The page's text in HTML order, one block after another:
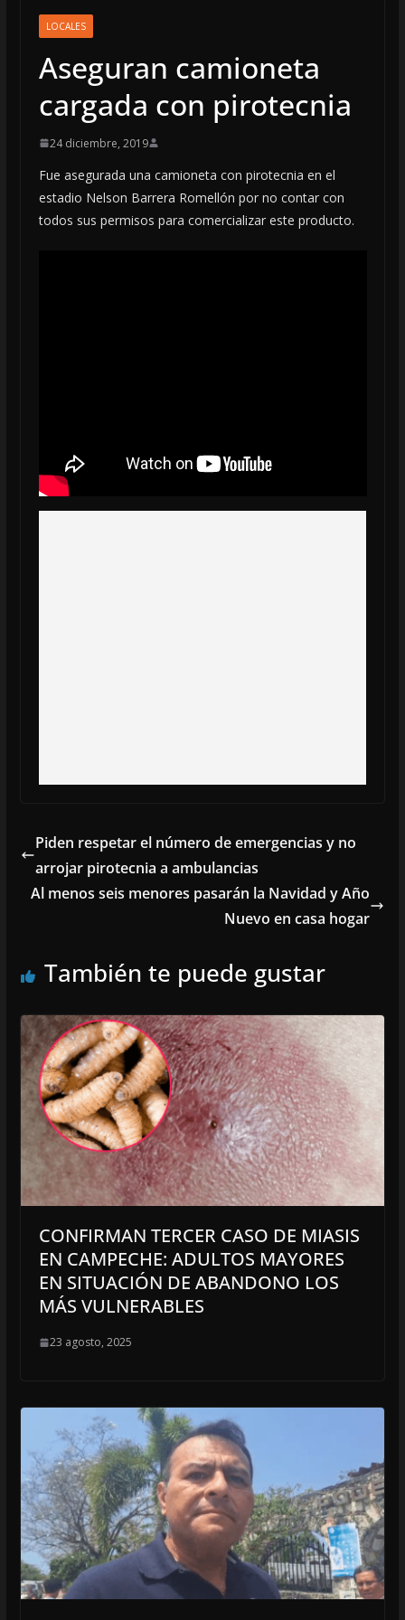
LOCALES
Aseguran camioneta
cargada con pirotecnia
24 diciembre, 2019
Fue asegurada una camioneta con pirotecnia en el
estadio Nelson Barrera Romellón por no contar con
todos sus permisos para comercializar este producto.
Piden respetar el número de emergencias y no
arrojar pirotecnia a ambulancias
Al menos seis menores pasarán la Navidad y Año
Nuevo en casa hogar
También te puede gustar
CONFIRMAN TERCER CASO DE MIASIS
EN CAMPECHE: ADULTOS MAYORES
EN SITUACIÓN DE ABANDONO LOS
MÁS VULNERABLES
23 agosto, 2025